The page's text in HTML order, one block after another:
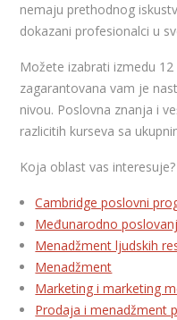
nemaju prethodnog
dokazani profesionalci u
Možete izabrati izmedu
zagarantovana vam je
nivou. Poslovna znanja i
razlicitih kurseva sa
Koja oblast vas interesuje?
Cambridge poslovni
Međunarodno
Menadžment ljudskih
Menadžment
Marketing i marketing
Prodaja i menadžment